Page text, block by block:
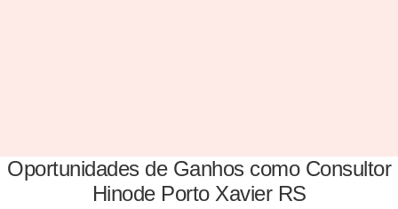
Oportunidades de Ganhos como Consultor
Hinode Porto Xavier RS